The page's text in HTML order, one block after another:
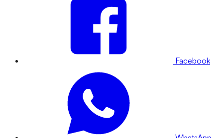
Facebook